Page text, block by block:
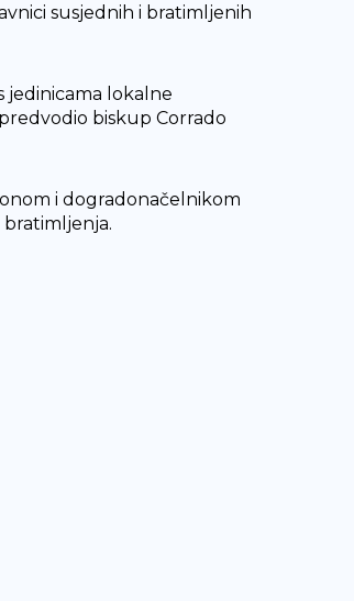
susjednih i bratimljenih
jedinicama lokalne
biskup Corrado
i dogradonačelnikom